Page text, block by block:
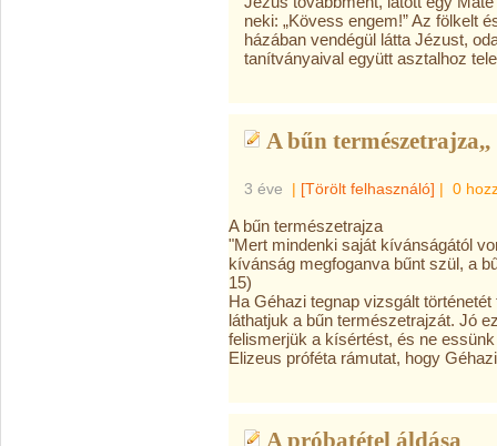
neki: „Kövess engem!” Az fölkelt
házában vendégül látta Jézust,
tanítványaival együtt asztalhoz
A bűn természetrajza,,
3 éve | [Törölt felhasználó] | 0
A bűn természetrajza
"Mert mindenki saját kívánságától
kívánság megfoganva bűnt szül, a
15)
Ha Géhazi tegnap vizsgált
láthatjuk a bűn természetrajzát. Jó
felismerjük a kísértést, és ne
Elizeus próféta rámutat, hogy
A próbatétel áldása